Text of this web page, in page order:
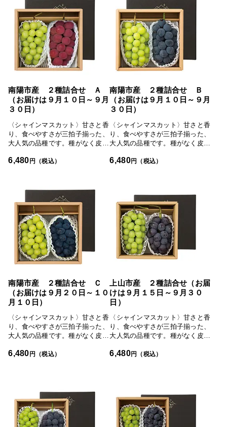
さが特徴の村山市産のぶどう。生
産者を限定し、さらに厳正な選別
を経て出荷されます。
るゴルビーです。パンパンにつま
った果肉に生産者の魂が感じられ
ます。
南陽市産 ２種詰合せ Ａ
（お届けは９月１０日～９月
３０日）
〈シャインマスカット〉甘さと香
り、食べやすさが三拍子揃った、
大人気の品種です。種がなく皮が
ます。さわやかな甘さが後をひき
た果肉が特徴。名前の由来は、当
時人気だった旧ソ連のゴルバチョ
フ氏。産地直送ならではの希少品
種です。佐竹祐宏さんは工学系の
学校で培った探究心で、多彩なぶ
どう品種を研究してきたため、今
ではさまざまなぶどうが実ってい
ます。「見ておいしい、食べてお
いしい」をモットーに味と見た目
で迫力があり、贈られた方には喜
ばれること間違いなしです。
6,480 円（税込）
南陽市産 ２種詰合せ Ｂ
（お届けは９月１０日～９月
３０日）
〈シャインマスカット〉甘さと香
り、食べやすさが三拍子揃った、
大人気の品種です。種がなく皮が
ます。さわやかな甘さが後をひき
巨峰が持つような強い甘みがあ
り、さらに種もなく食べやすさが
魅力です。佐竹祐宏さんは工学系
の学校で培った探究心で、多彩な
ぶどう品種を研究してきたため、
今ではさまざまなぶどうが実って
います。「見ておいしい、食べて
おいしい」をモットーに味と見た
かで迫力があり、贈られた方には
喜ばれること間違いなしです。
6,480円（税込）
南陽市産 ２種詰合せ Ｃ
（お届けは９月２０日～１０
月１０日）
〈シャインマスカット〉甘さと香
り、食べやすさが三拍子揃った、
大人気の品種です。種がなく皮が
ます。さわやかな甘さが後をひき
りした後味。収穫量が少なく直売
が中心のため、市場に出回ること
が少ない品種です。佐竹祐宏さん
は工学系の学校で培った探究心
6,480円（税込）
上山市産 ２種詰合せ（お届
けは９月１５日～９月３０
日）
〈シャインマスカット〉甘さと香
り、食べやすさが三拍子揃った、
大人気の品種です。種がなく皮が
ます。さわやかな甘さが後をひき
り、さらに種もなく食べやすさが
魅力です。高橋フルーツランドの
大粒ぶどうは味の良さに定評があ
6,480円（税込）